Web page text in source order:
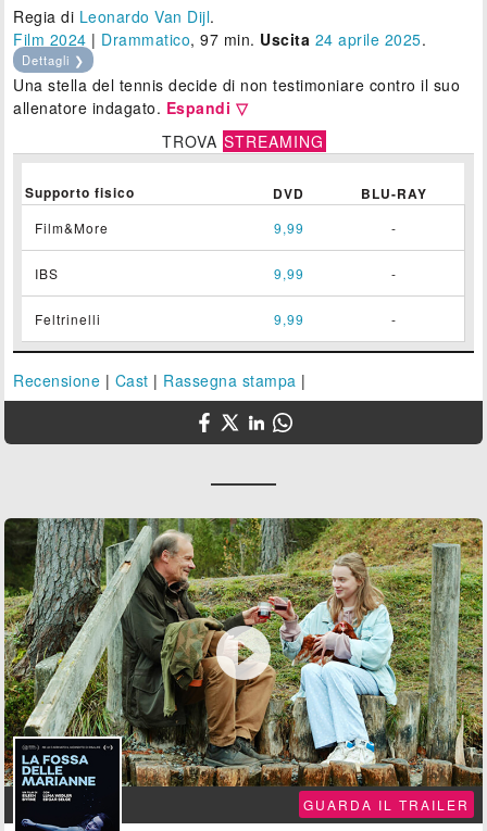
Regia di Leonardo Van Dijl.
Film 2024 | Drammatico, 97 min. Uscita 24 aprile 2025.
Dettagli ❯
Una stella del tennis decide di non testimoniare contro il suo
allenatore indagato. Espandi ▽
TROVA STREAMING
Supporto fisico DVD BLU-RAY
Film&More 9,99 -
IBS 9,99 -
Feltrinelli 9,99 -
Recensione | Cast | Rassegna stampa |

GUARDA IL TRAILER